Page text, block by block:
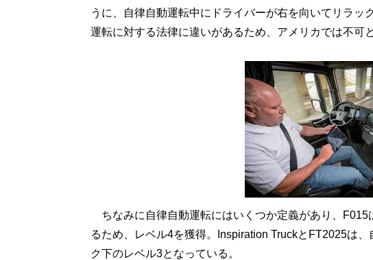
うに、自律自動運転中にドライバーが右を向いてリラッ
運転に対する法律に違いがあるため、アメリカでは不可
ちなみに自律自動運転にはいくつか定義があり、F015
るため、レベル4を獲得。Inspiration TruckとFT2025は
ク下のレベル3となっている。